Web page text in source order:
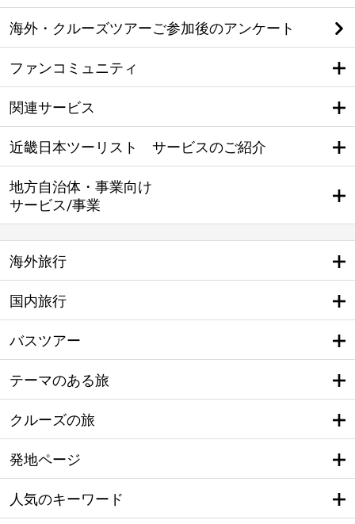
海外・クルーズツアーご参加後のアンケート
ファンコミュニティ
関連サービス
近畿日本ツーリスト サービスのご紹介
地方自治体・事業向け
サービス/事業
海外旅行
国内旅行
バスツアー
テーマのある旅
クルーズの旅
発地ページ
人気のキーワード